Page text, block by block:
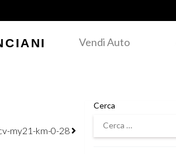
Vendi Auto
my21-km-0-28
Cerca
Cerca